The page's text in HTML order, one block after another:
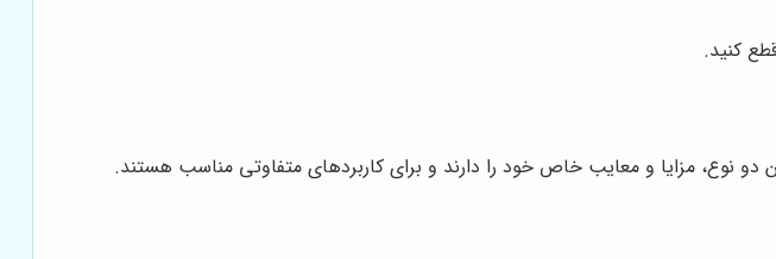
کنید.
دو نوع، مزایا و معایب خاص خود را دارند و برای کاربردهای متفاوتی مناسب هستند.